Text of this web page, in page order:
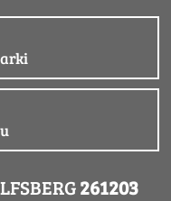
261203